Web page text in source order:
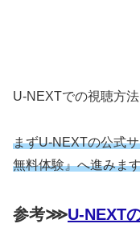
U-NEXTでの視聴方法
まずU-NEXTの公式
無料体験』へ進みま
参考⋙U-NEXT